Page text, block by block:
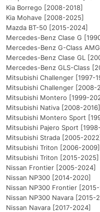
Kia Borrego [2008-2018]
Kia Mohave [2008-2025]
Mazda BT-50 [2015-2024]
Mercedes-Benz Clase G
Mercedes-Benz G-Class
Mercedes-Benz Clase GL
Mercedes-Benz GLS-Class
Mitsubishi Challenger [1997-
Mitsubishi Challenger [2008-
Mitsubishi Montero [1999-
Mitsubishi Nativa [2008-2016]
Mitsubishi Montero Sport
Mitsubishi Pajero Sport
Mitsubishi Strada [2005-2022]
Mitsubishi Triton [2006-2009]
Mitsubishi Triton [2015-2025]
Nissan Frontier [2005-2024]
Nissan NP300 [2014-2020]
Nissan NP300 Frontier [2015-
Nissan NP300 Navara [2015-
Nissan Navara [2017-2024]